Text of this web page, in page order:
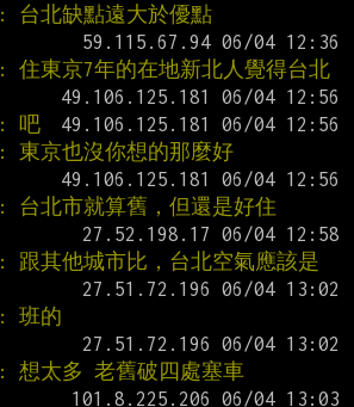
: 台北缺點遠大於優點
: 住東京7年的在地新北人覺得台北
: 吧
: 東京也沒你想的那麼好
: 台北市就算舊，但還是好住
: 跟其他城市比，台北空氣應該是
: 班的
: 想太多 老舊破四處塞車